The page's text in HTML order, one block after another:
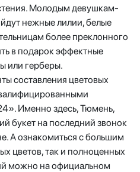
Молодым девушкам-
нежные лилии, белые
более преклонного
в подарок эффектные
или герберы.
составления цветовых
Именно здесь, Тюмень,
букет на последний звонок
А ознакомиться с большим
цветов, так и полноценных
можно на официальном